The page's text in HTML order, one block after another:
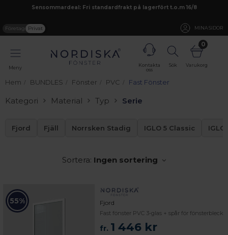
Sensommardeal: Fri standardfrakt på lagerfört t.o.m 16/8
Företag Privat MINA SIDOR
Meny
Kontakta
oss
Sök
0
Varukorg
Hem BUNDLES Fönster PVC Fast Fönster
Kategori Material Typ Serie
Fjord Fjäll Norrsken Stadig IGLO 5 Classic
Sortera: Ingen sortering
55% Fjord
Fast fönster PVC 3-glas + spår för fönsterbleck
fr. 1 446 kr